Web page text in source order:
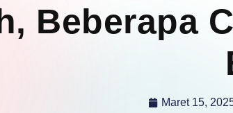
Beberapa
Maret 15,